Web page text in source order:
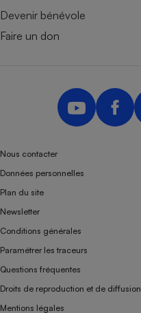
Devenir bénévole
Faire un don
Nous contacter
Données personnelles
Plan du site
Newsletter
Conditions générales
Paramétrer les traceurs
Questions fréquentes
Droits de reproduction et de diffusion
Mentions légales